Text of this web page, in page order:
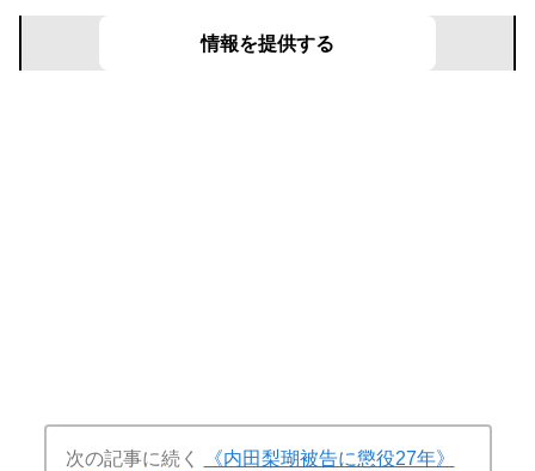
あなたの目の前で起きた事件を募集！
情報を提供する
次の記事に続く
《内田梨瑚被告に懲役27年》